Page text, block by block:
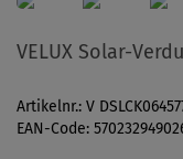
VELUX Solar-
Artikelnr.: V
EAN-Code: